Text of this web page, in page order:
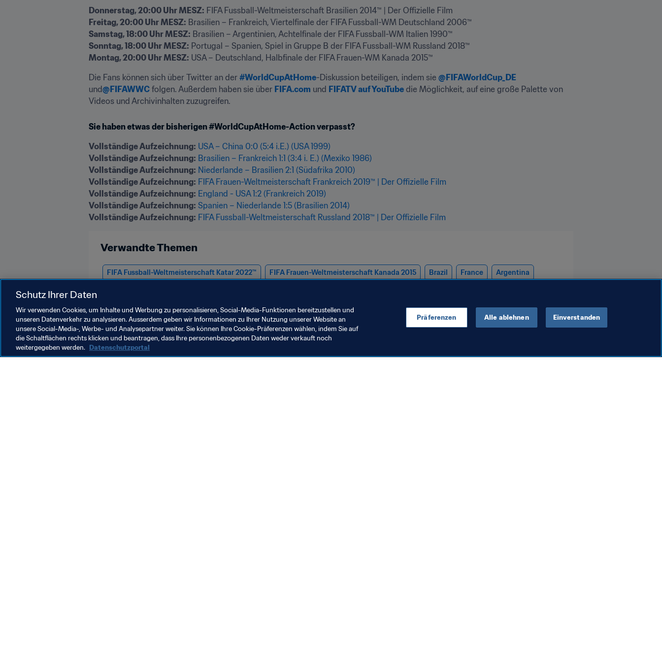
Donnerstag, 20:00 Uhr MESZ:
Freitag, 20:00 Uhr MESZ:
Samstag, 18:00 Uhr MESZ:
Sonntag, 18:00 Uhr MESZ:
Montag, 20:00 Uhr MESZ: USA – Deutschland, Halbfinale der FIFA Frauen-WM Kanada 2015™
Die Fans können sich über Twitter an der #WorldCupAtHome-Diskussion beteiligen, indem sie @FIFAWorldCup_DE
und@FIFAWWC folgen. Außerdem haben sie über FIFA.com und FIFATV auf YouTube die Möglichkeit, auf eine große Palette von
Videos und Archivinhalten zuzugreifen.
Sie haben etwas der bisherigen #WorldCupAtHome-Action verpasst?
Vollständige Aufzeichnung: USA – China 0:0 (5:4 i.E.) (USA 1999)
Vollständige Aufzeichnung: Brasilien – Frankreich 1:1 (3:4 i. E.) (Mexiko 1986)
Vollständige Aufzeichnung: Niederlande – Brasilien 2:1 (Südafrika 2010)
Vollständige Aufzeichnung: FIFA Frauen-Weltmeisterschaft Frankreich 2019™ | Der Offizielle Film
Vollständige Aufzeichnung: England - USA 1:2 (Frankreich 2019)
Vollständige Aufzeichnung: Spanien – Niederlande 1:5 (Brasilien 2014)
Vollständige Aufzeichnung: FIFA Fussball-Weltmeisterschaft Russland 2018™ | Der Offizielle Film
Verwandte Themen
FIFA Fussball-Weltmeisterschaft Katar 2022™ FIFA Frauen-Weltmeisterschaft Kanada 2015 Brazil France Argentina
Schutz Ihrer Daten
Wir verwenden Cookies, um Inhalte und Werbung zu personalisieren, Social-Media-Funktionen bereitzustellen und
unseren Datenverkehr zu analysieren. Ausserdem geben wir Informationen zu Ihrer Nutzung unserer Website an
unsere Social-Media-, Werbe- und Analysepartner weiter. Sie können Ihre Cookie-Präferenzen wählen, indem Sie auf
die Schaltflächen rechts klicken und beantragen, dass Ihre personenbezogenen Daten weder verkauft noch
weitergegeben werden. Datenschutzportal
Präferenzen Alle ablehnen Einverstanden